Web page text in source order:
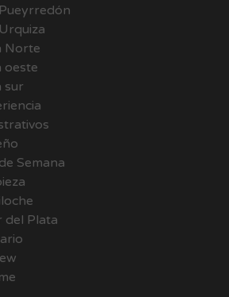
Norte
oeste
sur
Semana
del Plata